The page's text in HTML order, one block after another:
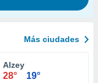
Más ciudades
Alzey
28° 19°